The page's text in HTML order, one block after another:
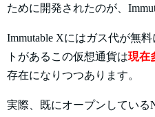
ために開発されたのが、
Immutable Xにはガス代が無
トがあるこの仮想通貨は現在
存在になりつつあります。
実際、既にオープンしてい